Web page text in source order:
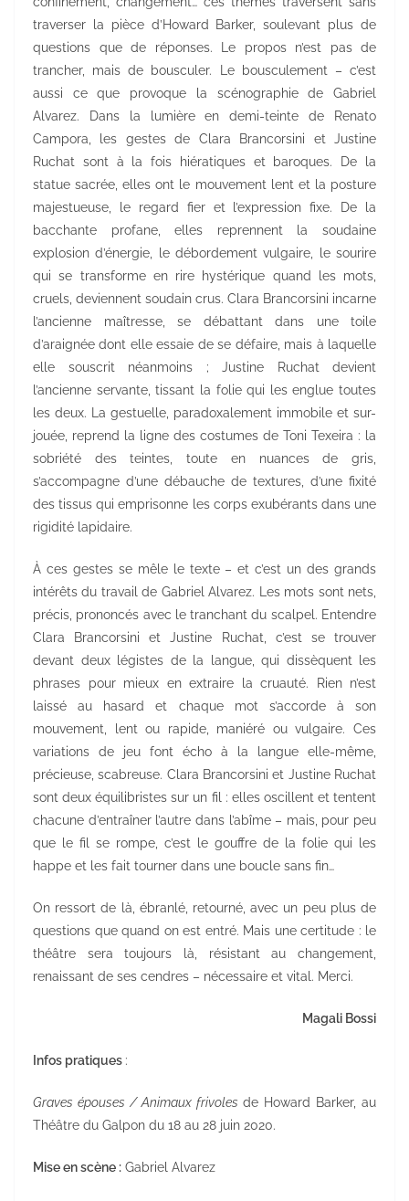
traverser la pièce d’Howard Barker, soulevant plus de
questions que de réponses. Le propos n’est pas de
trancher, mais de bousculer. Le bousculement – c’est
aussi ce que provoque la scénographie de Gabriel
Alvarez. Dans la lumière en demi-teinte de Renato
Campora, les gestes de Clara Brancorsini et Justine
Ruchat sont à la fois hiératiques et baroques. De la
statue sacrée, elles ont le mouvement lent et la posture
majestueuse, le regard fier et l’expression fixe. De la
bacchante profane, elles reprennent la soudaine
explosion d’énergie, le débordement vulgaire, le sourire
qui se transforme en rire hystérique quand les mots,
cruels, deviennent soudain crus. Clara Brancorsini incarne
l’ancienne maîtresse, se débattant dans une toile
d’araignée dont elle essaie de se défaire, mais à laquelle
elle souscrit néanmoins ; Justine Ruchat devient
l’ancienne servante, tissant la folie qui les englue toutes
les deux. La gestuelle, paradoxalement immobile et sur-
jouée, reprend la ligne des costumes de Toni Texeira : la
sobriété des teintes, toute en nuances de gris,
s’accompagne d’une débauche de textures, d’une fixité
des tissus qui emprisonne les corps exubérants dans une
rigidité lapidaire.
À ces gestes se mêle le texte – et c’est un des grands
intérêts du travail de Gabriel Alvarez. Les mots sont nets,
précis, prononcés avec le tranchant du scalpel. Entendre
Clara Brancorsini et Justine Ruchat, c’est se trouver
devant deux légistes de la langue, qui dissèquent les
phrases pour mieux en extraire la cruauté. Rien n’est
laissé au hasard et chaque mot s’accorde à son
mouvement, lent ou rapide, maniéré ou vulgaire. Ces
variations de jeu font écho à la langue elle-même,
précieuse, scabreuse. Clara Brancorsini et Justine Ruchat
sont deux équilibristes sur un fil : elles oscillent et tentent
chacune d’entraîner l’autre dans l’abîme – mais, pour peu
que le fil se rompe, c’est le gouffre de la folie qui les
happe et les fait tourner dans une boucle sans fin…
On ressort de là, ébranlé, retourné, avec un peu plus de
questions que quand on est entré. Mais une certitude : le
théâtre sera toujours là, résistant au changement,
renaissant de ses cendres – nécessaire et vital. Merci.
Magali Bossi
Infos pratiques :
Graves épouses / Animaux frivoles de Howard Barker, au
Théâtre du Galpon du 18 au 28 juin 2020.
Mise en scène : Gabriel Alvarez